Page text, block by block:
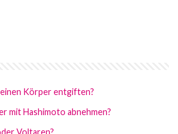
Körper entgiften?
mit Hashimoto abnehmen?